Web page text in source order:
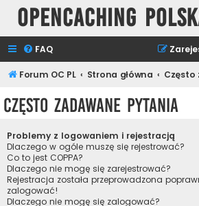
Opencaching
FAQ
Forum OC PL Strona główna
Często zadawane pytania
Problemy z logowaniem i rejestracją
Dlaczego w ogóle muszę się rejestrować?
Co to jest COPPA?
Dlaczego nie mogę się zarejestrować?
Rejestracja została przeprowadzona
zalogować!
Dlaczego nie mogę się zalogować?